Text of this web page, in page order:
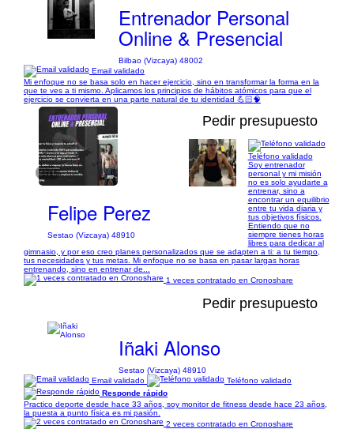
Entrenador Personal
Online & Presencial
Bilbao (Vizcaya) 48002
Email validado
Mi enfoque no se basa solo en hacer ejercicio, sino en transformar la forma en la
que te ves a ti mismo. Aplicamos los principios de hábitos atómicos para que el
ejercicio se convierta en una parte natural de tu identidad 💪🏻🧠
1/1
Pedir presupuesto
Felipe Perez
Sestao (Vizcaya) 48910
Teléfono validado
Soy entrenador
personal y mi misión
no es solo ayudarte a
entrenar, sino a
encontrar un equilibrio
entre tu vida diaria y
tus objetivos físicos.
Entiendo que no
siempre tienes horas
libres para dedicar al
gimnasio, y por eso creo planes personalizados que se adapten a ti: a tu tiempo,
tus necesidades y tus metas. Mi enfoque no se basa en pasar largas horas
entrenando, sino en entrenar de...
1 veces contratado en Cronoshare
Pedir presupuesto
Iñaki Alonso
Sestao (Vizcaya) 48910
Email validado
Teléfono validado
Responde rápido
Practico deporte desde hace 33 años, soy monitor de fitness desde hace 23 años,
la puesta a punto física es mi pasión.
2 veces contratado en Cronoshare